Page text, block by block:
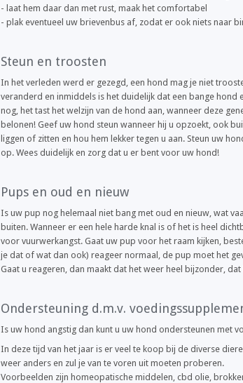
- laat hem daar dan met rust, maak het comfortabel
- plak eventueel uw brievenbus af, zodat er ook niets naar
Steun en troosten
In het verleden werd er gezegd, een hond mag je niet
veranderd en inmiddels is het duidelijk dat een bange
nog, het tast het welzijn van de hond aan, wanneer deze
belonen! Geef uw hond steun wanneer hij u opzoekt, ook
liggen of zitten en hou hem lekker tegen u aan. Steun uw
op. Wees duidelijk en zorg dat u er bent voor uw hond!
Pups en oud en nieuw
Is uw pup nog helemaal niet bang met oud en nieuw, wat
buiten. Wanneer er een hele harde knal is of het is heel
voor vuurwerkangst. Gaat uw pup voor het raam kijken,
je dat of wat dan ook) reageer normaal, de pup moet het
Gaat u reageren, dan maakt dat het weer heel bijzonder, dat
Ondersteuning d.m.v.
Is uw hond angstig dan kunt u uw hond ondersteunen met
In deze tijd van het jaar is er veel te koop bij de diverse
weer anders en zul je van te voren uit moeten proberen.
Voorbeelden zijn homeopatische middelen, cbd olie,